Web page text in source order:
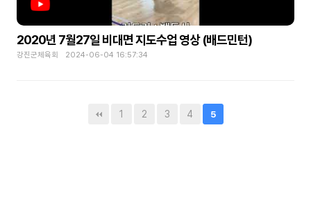
2020년 7월27일 비대면 지도수업 영상 (배드민턴)
강진군체육회 2024-06-04 16:57:34
1 2 3 4 5